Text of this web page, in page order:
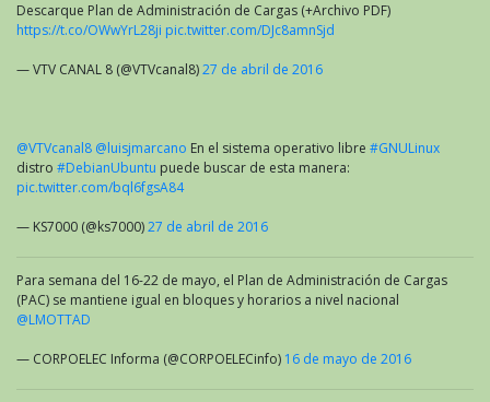
Descarque Plan de Administración de Cargas (+Archivo PDF)
https://t.co/OWwYrL28ji pic.twitter.com/DJc8amnSjd
— VTV CANAL 8 (@VTVcanal8)27 de abril de 2016
@VTVcanal8 @luisjmarcano En el sistema operativo libre #GNULinux
distro #DebianUbuntu puede buscar de esta manera:
pic.twitter.com/bql6fgsA84
— KS7000 (@ks7000)27 de abril de 2016
Para semana del 16-22 de mayo, el Plan de Administración de Cargas
(PAC) se mantiene igual en bloques y horarios a nivel nacional
@LMOTTAD
— CORPOELEC Informa (@CORPOELECinfo) 16 de mayo de 2016